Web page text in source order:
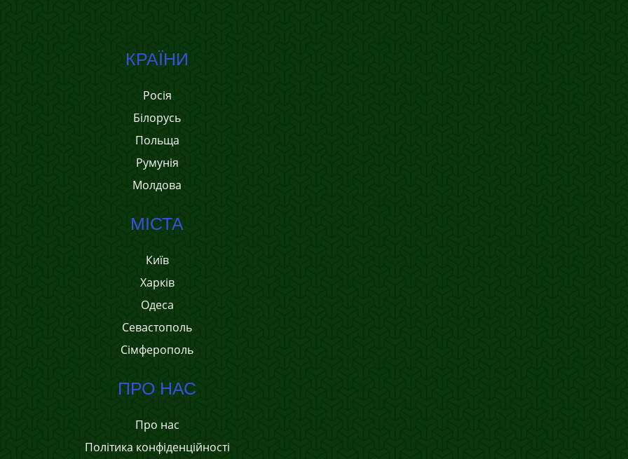
КРАЇНИ
Росія
Білорусь
Польща
Румунія
Молдова
МІСТА
Київ
Харків
Одеса
Севастополь
Сімферополь
ПРО НАС
Про нас
Політика конфіденційності